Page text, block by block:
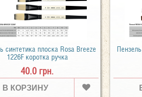
синтетика плоска Rosa Breeze
1226F коротка ручка
40.0 грн.
В КОРЗИНУ